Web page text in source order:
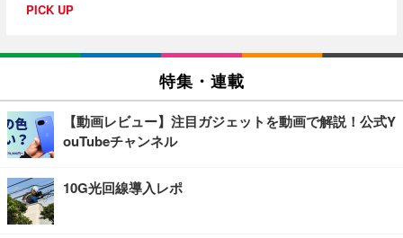
PICK UP
特集・連載
【動画レビュー】注目ガジェットを動画で解説！公式Y
ouTubeチャンネル
10G光回線導入レポ